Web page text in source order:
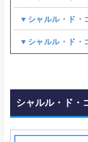
▼シャルル・ド・
▼シャルル・ド・
シャルル・ド・